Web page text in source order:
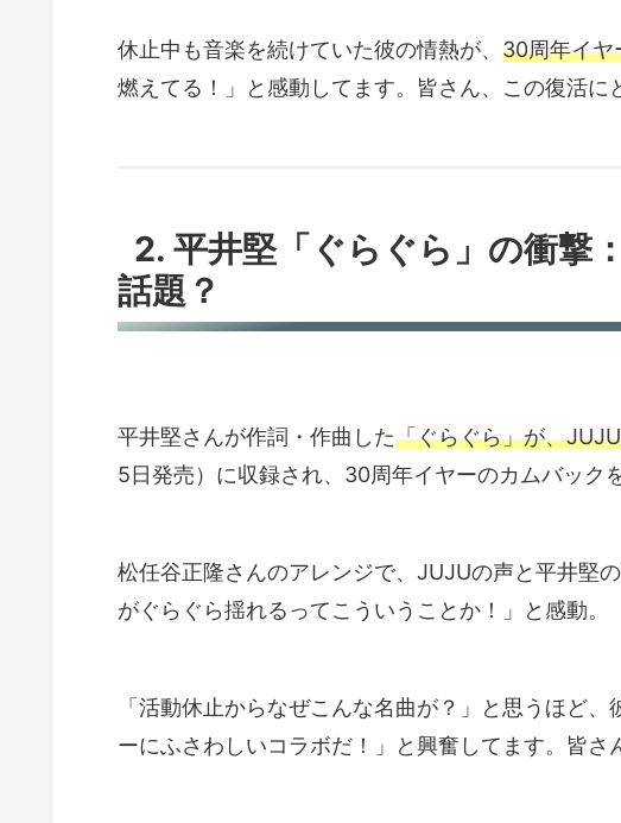
休止中も音楽を続けていた彼の情熱が、 30周年イヤ
燃えてる！」と感動してます。皆さん、この復活に
2. 平井堅「ぐらぐら」の衝撃
話題？
平井堅さんが作詞・作曲した「ぐらぐら」が、
5日発売）に収録され、30周年イヤーのカムバック
松任谷正隆さんのアレンジで、JUJUの声と平井堅
がぐらぐら揺れるってこういうことか！」と感動。
「活動休止からなぜこんな名曲が？」と思うほど
ーにふさわしいコラボだ！」と興奮してます。皆さ